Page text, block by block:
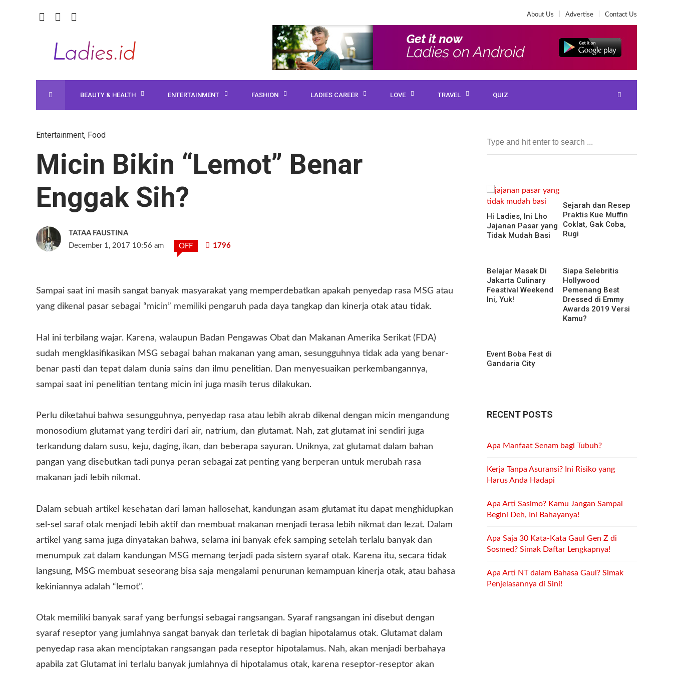
About Us Advertise Contact Us
BEAUTY & HEALTH ENTERTAINMENT FASHION LADIES CAREER LOVE TRAVEL QUIZ
Entertainment, Food
Micin Bikin “Lemot” Benar
Enggak Sih?
TATAA FAUSTINA
December 1, 2017 10:56 am
OFF 1796
Sampai saat ini masih sangat banyak masyarakat yang memperdebatkan apakah penyedap rasa MSG atau
yang dikenal pasar sebagai “micin” memiliki pengaruh pada daya tangkap dan kinerja otak atau tidak.
Hal ini terbilang wajar. Karena, walaupun Badan Pengawas Obat dan Makanan Amerika Serikat (FDA)
sudah mengklasifikasikan MSG sebagai bahan makanan yang aman, sesungguhnya tidak ada yang benar-
benar pasti dan tepat dalam dunia sains dan ilmu penelitian. Dan menyesuaikan perkembangannya,
sampai saat ini penelitian tentang micin ini juga masih terus dilakukan.
Perlu diketahui bahwa sesungguhnya, penyedap rasa atau lebih akrab dikenal dengan micin mengandung
monosodium glutamat yang terdiri dari air, natrium, dan glutamat. Nah, zat glutamat ini sendiri juga
terkandung dalam susu, keju, daging, ikan, dan beberapa sayuran. Uniknya, zat glutamat dalam bahan
pangan yang disebutkan tadi punya peran sebagai zat penting yang berperan untuk merubah rasa
makanan jadi lebih nikmat.
Dalam sebuah artikel kesehatan dari laman hallosehat, kandungan asam glutamat itu dapat menghidupkan
sel-sel saraf otak menjadi lebih aktif dan membuat makanan menjadi terasa lebih nikmat dan lezat. Dalam
artikel yang sama juga dinyatakan bahwa, selama ini banyak efek samping setelah terlalu banyak dan
menumpuk zat dalam kandungan MSG memang terjadi pada sistem syaraf otak. Karena itu, secara tidak
langsung, MSG membuat seseorang bisa saja mengalami penurunan kemampuan kinerja otak, atau bahasa
kekiniannya adalah “lemot”.
Otak memiliki banyak saraf yang berfungsi sebagai rangsangan. Syaraf rangsangan ini disebut dengan
syaraf reseptor yang jumlahnya sangat banyak dan terletak di bagian hipotalamus otak. Glutamat dalam
penyedap rasa akan menciptakan rangsangan pada reseptor hipotalamus. Nah, akan menjadi berbahaya
apabila zat Glutamat ini terlalu banyak jumlahnya di hipotalamus otak, karena reseptor-reseptor akan
Hi Ladies, Ini Lho
Jajanan Pasar yang
Tidak Mudah Basi
Sejarah dan Resep
Praktis Kue Muffin
Coklat, Gak Coba,
Rugi
Belajar Masak Di
Jakarta Culinary
Feastival Weekend
Ini, Yuk!
Siapa Selebritis
Hollywood
Pemenang Best
Dressed di Emmy
Awards 2019 Versi
Kamu?
Event Boba Fest di
Gandaria City
RECENT POSTS
Apa Manfaat Senam bagi Tubuh?
Kerja Tanpa Asuransi? Ini Risiko yang
Harus Anda Hadapi
Apa Arti Sasimo? Kamu Jangan Sampai
Begini Deh, Ini Bahayanya!
Apa Saja 30 Kata-Kata Gaul Gen Z di
Sosmed? Simak Daftar Lengkapnya!
Apa Arti NT dalam Bahasa Gaul? Simak
Penjelasannya di Sini!